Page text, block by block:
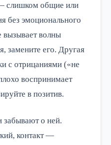
слишком общие или
без эмоционального
вызывает волны
замените его. Другая
с отрицаниями («не
воспринимает
в позитив.
забывают о ней.
контакт —